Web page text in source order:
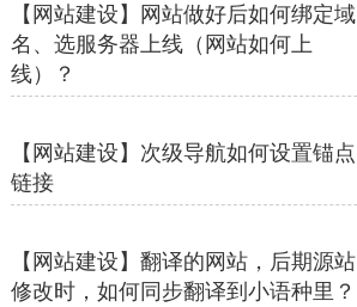
【网站建设】网站做好后如何绑定域
名、选服务器上线（网站如何上
线）？
【网站建设】次级导航如何设置锚点
链接
【网站建设】翻译的网站，后期源站
修改时，如何同步翻译到小语种里？